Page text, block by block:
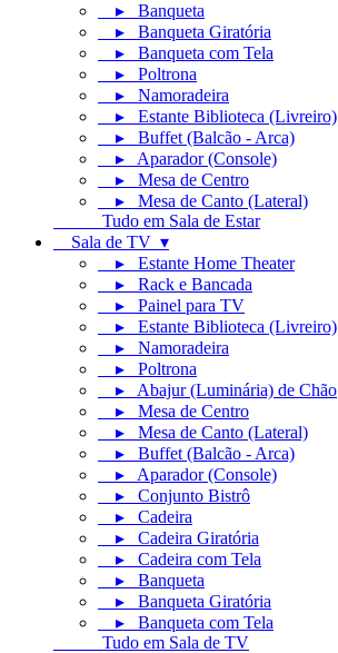
▸ Banqueta
▸ Banqueta Giratória
▸ Banqueta com Tela
▸ Poltrona
▸ Namoradeira
▸ Estante Biblioteca (Livreiro)
▸ Buffet (Balcão - Arca)
▸ Aparador (Console)
▸ Mesa de Centro
▸ Mesa de Canto (Lateral)
Tudo em Sala de Estar
Sala de TV ▾
▸ Estante Home Theater
▸ Rack e Bancada
▸ Painel para TV
▸ Estante Biblioteca (Livreiro)
▸ Namoradeira
▸ Poltrona
▸ Abajur (Luminária) de Chão
▸ Mesa de Centro
▸ Mesa de Canto (Lateral)
▸ Buffet (Balcão - Arca)
▸ Aparador (Console)
▸ Conjunto Bistrô
▸ Cadeira
▸ Cadeira Giratória
▸ Cadeira com Tela
▸ Banqueta
▸ Banqueta Giratória
▸ Banqueta com Tela
Tudo em Sala de TV